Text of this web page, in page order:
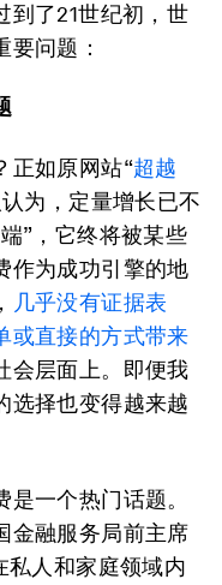
到了21世纪初，世
问题：
正如原网站“超越
为，定量增长已不
”，它终将被某些
作为成功引擎的地
几乎没有证据表
或直接的方式带来
会层面上。即便我
选择也变得越来越
一个热门话题。
金融服务局前主席
私人和家庭领域内